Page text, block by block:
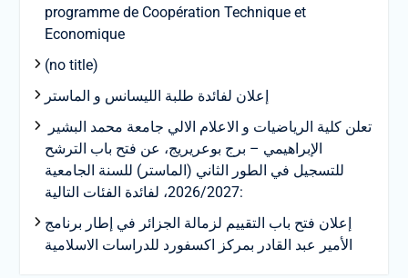
programme de Coopération Technique et
Economique
(no title)
إعلان لفائدة طلبة الليسانس و الماستر
الإبراهيمي – برج بوعريريج، عن فتح باب الترشح
للتسجيل في الطور الثاني (الماستر) للسنة الجامعية
2026/2027، لفائدة الفئات التالية:
إعلان فتح باب التقييم لزمالة الجزائر في إطار برنامج
الأمير عبد القادر بمركز اكسفورد للدراسات الاسلامية